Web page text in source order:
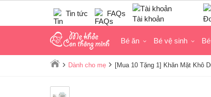
Tin tức FAQs
Tài khoản
Bé ăn Bé vệ sinh
Dành cho mẹ [Mua 10 Tặng 1] Khăn Mặt Khô